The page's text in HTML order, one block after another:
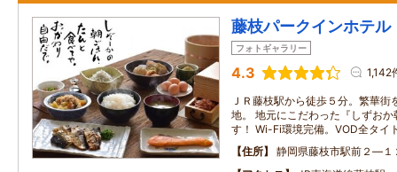
藤枝パークインホテル
フォトギャラリー
4.3 1,142
ＪＲ藤枝駅から徒歩５分。繁華街
地。 地元にこだわった『しずお
す！ Wi-Fi環境完備。VOD全
住所
静岡県藤枝市駅前２―